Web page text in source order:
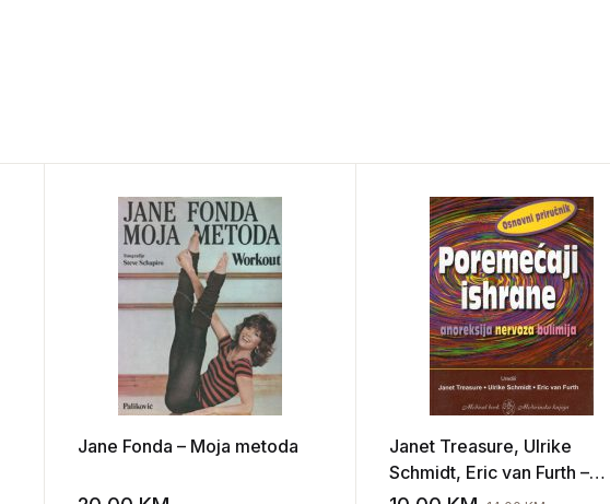
Jane Fonda – Moja metoda
Janet Treasure, Ulrike
Schmidt, Eric van Furth –
Poremećaji ishrane: